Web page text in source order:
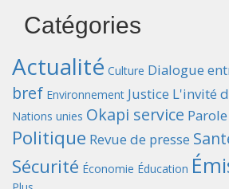
Catégories
Actualité Culture Dialogue
bref Environnement Justice L'invité
Nations unies Okapi service
Politique Revue de presse
Sécurité Économie Éducation